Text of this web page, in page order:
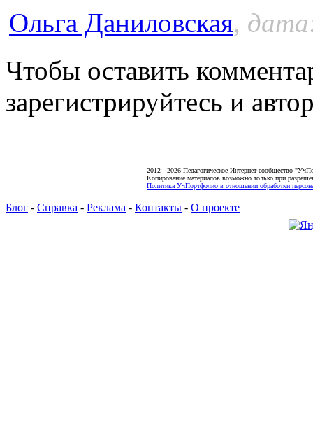
Ольга Даниловская,
Чтобы оставить
зарегистрируйтесь и
2012 - 2026 Педагогическое Интернет-сообщество
Копирование материалов возможно только при
Политика УчПортфолио в отношении обработки
Блог - Справка - Реклама - Контакты - О проекте